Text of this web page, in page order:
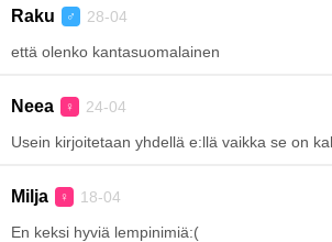
Raku ♂ 28-04
että olenko kantasuomalainen
Neea ♀ 24-04
Usein kirjoitetaan yhdellä e:llä vaikka se on
Milja ♀ 18-04
En keksi hyviä lempinimiä:(